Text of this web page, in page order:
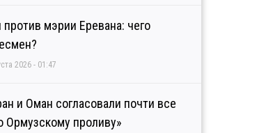
против мэрии Еревана: чего
2026 - 01:47
и Оман согласовали почти все
Ормузскому проливу»